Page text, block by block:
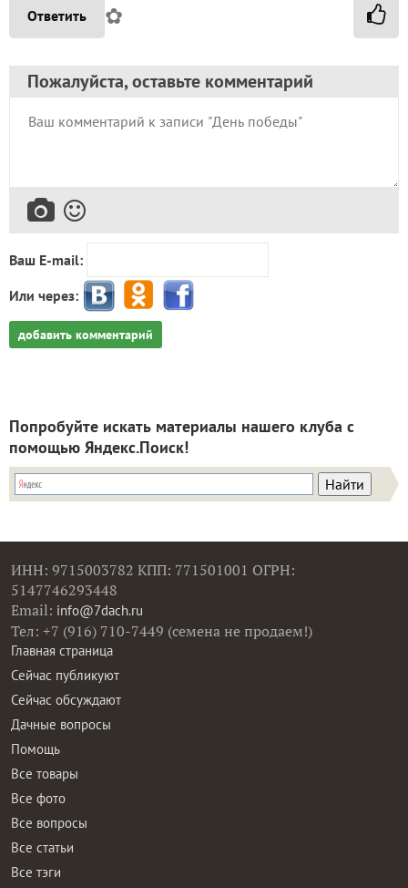
Ответить ✿
Пожалуйста, оставьте комментарий
Ваш E-mail:
Или через:
добавить комментарий
Попробуйте искать материалы нашего клуба с
помощью Яндекс.Поиск!
ИНН: 9715003782 КПП: 771501001 ОГРН:
5147746293448
Email: info@7dach.ru
Тел: +7 (916) 710-7449 (семена не продаем!)
Главная страница
Сейчас публикуют
Сейчас обсуждают
Дачные вопросы
Помощь
Все товары
Все фото
Все вопросы
Все статьи
Все тэги